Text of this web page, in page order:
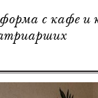
с кафе